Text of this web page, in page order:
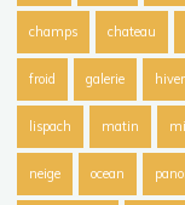
champs chateau
froid galerie hiver
lispach matin
neige ocean